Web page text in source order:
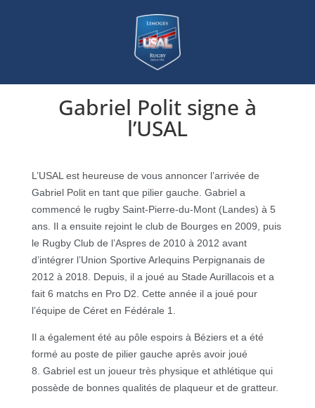
Gabriel Polit signe à
l’USAL
L’USAL est heureuse de vous annoncer l’arrivée de
Gabriel Polit en tant que pilier gauche. Gabriel a
commencé le rugby Saint-Pierre-du-Mont (Landes) à 5
ans. Il a ensuite rejoint le club de Bourges en 2009, puis
le Rugby Club de l’Aspres de 2010 à 2012 avant
d’intégrer l’Union Sportive Arlequins Perpignanais de
2012 à 2018. Depuis, il a joué au Stade Aurillacois et a
fait 6 matchs en Pro D2. Cette année il a joué pour
l’équipe de Céret en Fédérale 1.
Il a également été au pôle espoirs à Béziers et a été
formé au poste de pilier gauche après avoir joué
8. Gabriel est un joueur très physique et athlétique qui
possède de bonnes qualités de plaqueur et de gratteur.